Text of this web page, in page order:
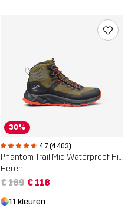
30%
4.7 (4.403)
Phantom Trail Mid Waterproof Hiking Boots
Heren
€ 169 € 118
11 kleuren